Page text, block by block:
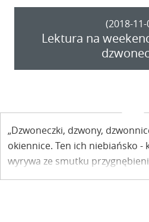
(2018-11-
Lektura na
„Dzwoneczki, dzwony,
okiennice. Ten ich niebiańsko -
wyrywa ze smutku
że to zwyczajna, utarta droga